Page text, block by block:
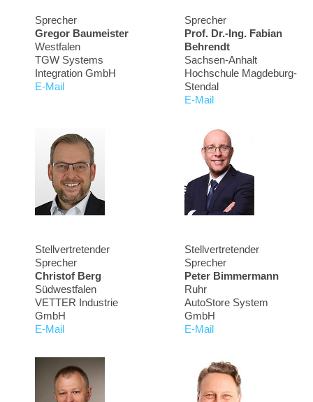
Sprecher
Gregor Baumeister
Westfalen
TGW Systems
Integration GmbH
E-Mail
Sprecher
Prof. Dr.-Ing. Fabian
Behrendt
Sachsen-Anhalt
Hochschule Magdeburg-
Stendal
E-Mail
Stellvertretender
Sprecher
Christof Berg
Südwestfalen
VETTER Industrie
GmbH
E-Mail
Stellvertretender
Sprecher
Peter Bimmermann
Ruhr
AutoStore System
GmbH
E-Mail